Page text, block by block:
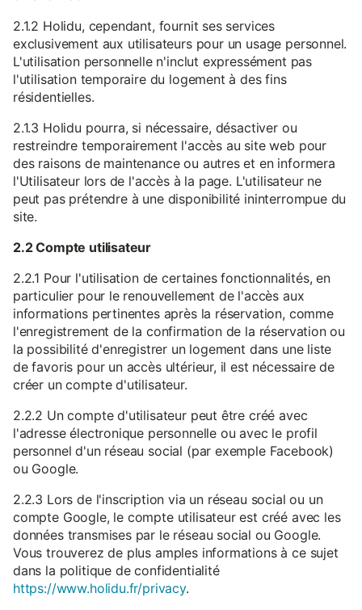
2.1.2 Holidu, cependant, fournit ses services
exclusivement aux utilisateurs pour un usage personnel.
L'utilisation personnelle n'inclut expressément pas
l'utilisation temporaire du logement à des fins
résidentielles.
2.1.3 Holidu pourra, si nécessaire, désactiver ou
restreindre temporairement l'accès au site web pour
des raisons de maintenance ou autres et en informera
l'Utilisateur lors de l'accès à la page. L'utilisateur ne
peut pas prétendre à une disponibilité ininterrompue du
site.
2.2 Compte utilisateur
2.2.1 Pour l'utilisation de certaines fonctionnalités, en
particulier pour le renouvellement de l'accès aux
informations pertinentes après la réservation, comme
l'enregistrement de la confirmation de la réservation ou
la possibilité d'enregistrer un logement dans une liste
de favoris pour un accès ultérieur, il est nécessaire de
créer un compte d'utilisateur.
2.2.2 Un compte d'utilisateur peut être créé avec
l'adresse électronique personnelle ou avec le profil
personnel d'un réseau social (par exemple Facebook)
ou Google.
2.2.3 Lors de l'inscription via un réseau social ou un
compte Google, le compte utilisateur est créé avec les
données transmises par le réseau social ou Google.
Vous trouverez de plus amples informations à ce sujet
dans la politique de confidentialité
https://www.holidu.fr/privacy.